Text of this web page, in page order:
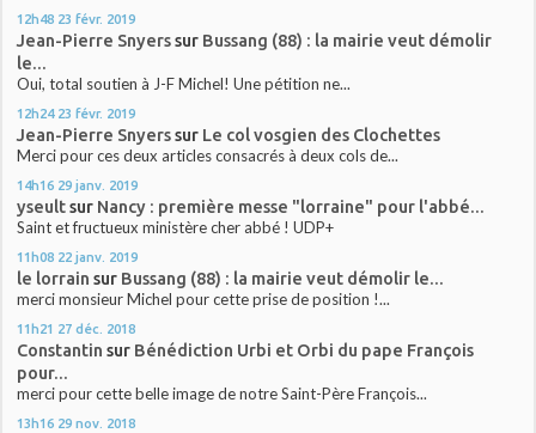
12h48 23 févr. 2019
Jean-Pierre Snyerssur Bussang (88) : la mairie veut démolir
le...
Oui, total soutien à J-F Michel! Une pétition ne...
12h24 23 févr. 2019
Jean-Pierre Snyerssur Le col vosgien des Clochettes
Merci pour ces deux articles consacrés à deux cols de...
14h16 29 janv. 2019
yseultsur Nancy : première messe "lorraine" pour l'abbé...
Saint et fructueux ministère cher abbé ! UDP+
11h08 22 janv. 2019
le lorrain sur Bussang (88) : la mairie veut démolir le...
merci monsieur Michel pour cette prise de position !...
11h21 27 déc. 2018
Constantin sur Bénédiction Urbi et Orbi du pape François
pour...
merci pour cette belle image de notre Saint-Père François...
13h16 29 nov. 2018